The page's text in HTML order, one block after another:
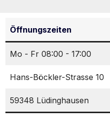
Öffnungszeiten
Mo - Fr 08:00 - 17:00
Hans-Böckler-Strasse 10
59348 Lüdinghausen